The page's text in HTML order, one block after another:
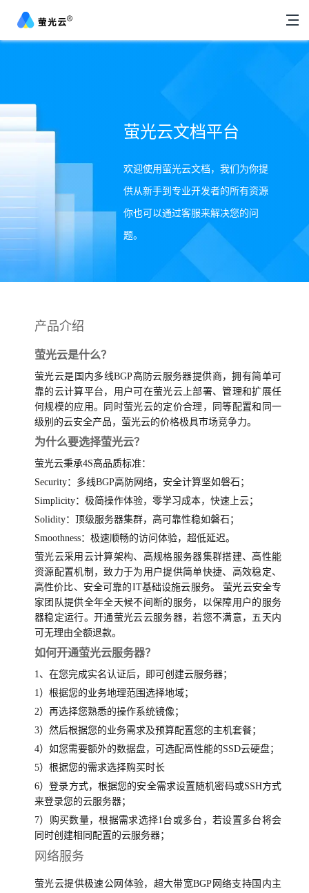
萤光云文档平台
欢迎使用萤光云文档，我们为你提
供从新手到专业开发者的所有资源
你也可以通过客服来解决您的问
题。
产品介绍
萤光云是什么？
萤光云是国内多线BGP高防云服务器提供商，拥有简单可
靠的云计算平台，用户可在萤光云上部署、管理和扩展任
何规模的应用。同时萤光云的定价合理，同等配置和同一
级别的云安全产品，萤光云的价格极具市场竞争力。
为什么要选择萤光云？
萤光云秉承4S高品质标准：
Security：多线BGP高防网络，安全计算坚如磐石；
Simplicity：极简操作体验，零学习成本，快速上云；
Solidity：顶级服务器集群，高可靠性稳如磐石；
Smoothness：极速顺畅的访问体验，超低延迟。
萤光云采用云计算架构、高规格服务器集群搭建、高性能
资源配置机制，致力于为用户提供简单快捷、高效稳定、
高性价比、安全可靠的IT基础设施云服务。 萤光云安全专
家团队提供全年全天候不间断的服务，以保障用户的服务
器稳定运行。开通萤光云云服务器，若您不满意，五天内
可无理由全额退款。
如何开通萤光云服务器？
1、在您完成实名认证后，即可创建云服务器；
1）根据您的业务地理范围选择地域；
2）再选择您熟悉的操作系统镜像；
3）然后根据您的业务需求及预算配置您的主机套餐；
4）如您需要额外的数据盘，可选配高性能的SSD云硬盘；
5）根据您的需求选择购买时长
6）登录方式，根据您的安全需求设置随机密码或SSH方式
来登录您的云服务器；
7）购买数量，根据需求选择1台或多台，若设置多台将会
同时创建相同配置的云服务器；
网络服务
萤光云提供极速公网体验，超大带宽BGP网络支持国内主